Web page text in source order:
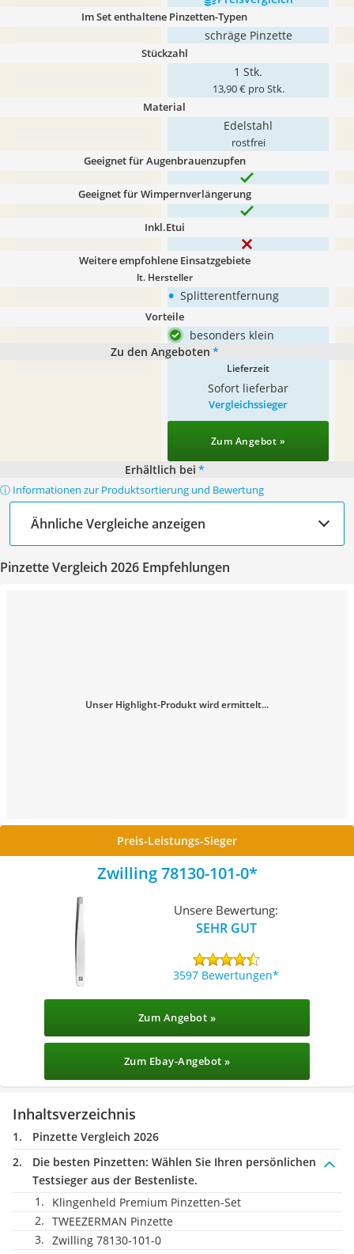
Im Set enthaltene Pinzetten-Typen
schräge Pinzette
Stückzahl
1 Stk.
13,90 € pro Stk.
Material
Edelstahl
rostfrei
Geeignet für Augenbrauenzupfen
Geeignet für Wimpernverlängerung
Inkl.Etui
Weitere empfohlene Einsatzgebiete
lt. Hersteller
• Splitterentfernung
Vorteile
besonders klein
Zu den Angeboten *
Lieferzeit
Sofort lieferbar
Vergleichssieger
Zum Angebot »
Erhältlich bei *
ⓘ Informationen zur Produktsortierung und Bewertung
Ähnliche Vergleiche anzeigen
Pinzette Vergleich 2026 Empfehlungen
Unser Highlight-Produkt wird ermittelt...
Preis-Leistungs-Sieger
Zwilling ‎78130-101-0
Unsere Bewertung:
SEHR GUT
3597 Bewertungen
Zum Angebot »
Zum Ebay-Angebot »
Inhaltsverzeichnis
Pinzette Vergleich 2026
Die besten Pinzetten: Wählen Sie Ihren persönlichen
Testsieger aus der Bestenliste.
Klingenheld Premium Pinzetten-Set
TWEEZERMAN Pinzette
Zwilling ‎78130-101-0